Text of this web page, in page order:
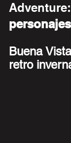
Adventure:
Buena
retro